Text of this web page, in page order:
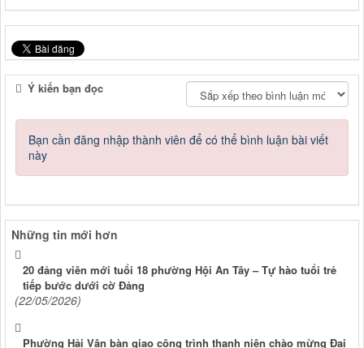
Ý kiến bạn đọc
Bạn cần đăng nhập thành viên để có thể bình luận bài viết
này
Những tin mới hơn
20 đảng viên mới tuổi 18 phường Hội An Tây – Tự hào tuổi trẻ
tiếp bước dưới cờ Đảng
(22/05/2026)
Phường Hải Vân bàn giao công trình thanh niên chào mừng Đại